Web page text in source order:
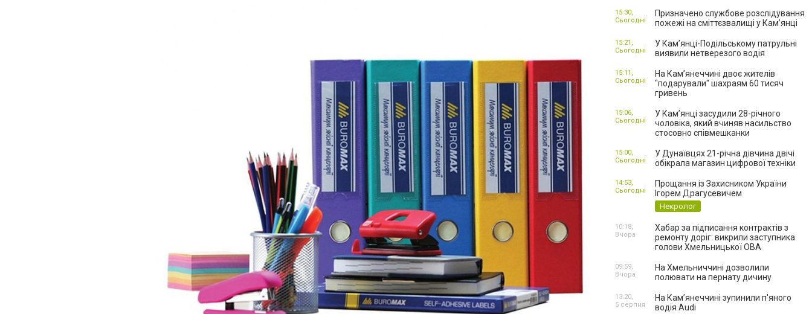
Призначено службове розслідування
пожежі на сміттєзвалищі у Кам’янці
15:30,
Сьогодні
У Кам’янці-Подільському патрульні
виявили нетверезого водія
15:21,
Сьогодні
На Камʼянеччині двоє жителів
"подарували" шахраям 60 тисяч
гривень
15:11,
Сьогодні
У Камʼянці засудили 28-річного
чоловіка, який вчиняв насильство
стосовно співмешканки
15:06,
Сьогодні
У Дунаївцях 21-річна дівчина двічі
обікрала магазин цифрової техніки
15:00,
Сьогодні
Прощання із Захисником України
Ігорем Драгусевичем
Некролог
14:53,
Сьогодні
Хабар за підписання контрактів з
ремонту доріг: викрили заступника
голови Хмельницької ОВА
10:18,
Вчора
На Хмельниччині дозволили
полювати на пернату дичину
09:59,
Вчора
На Камʼянеччині зупинили п'яного
водія Audi
13:20,
5 серпня